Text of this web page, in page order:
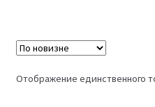
Отображение единственного